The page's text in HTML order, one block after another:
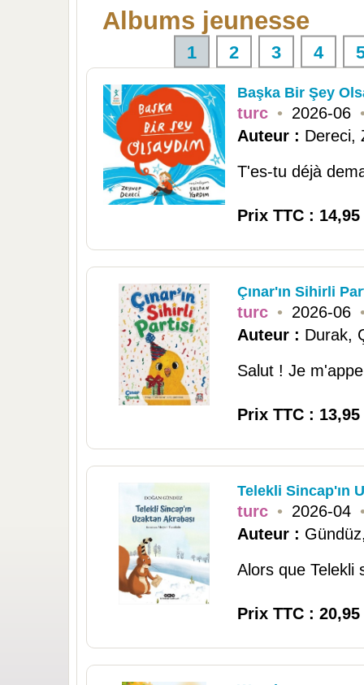
Albums jeunesse
1 2 3 4
Başka Bir Şey
turc • 2026-06
Auteur : Dereci,
T'es-tu déjà
Prix TTC : 14,95
Çınar'ın Sihirli
turc • 2026-06
Auteur : Durak,
Salut ! Je
Prix TTC : 13,95
Telekli Sincap'ın
turc • 2026-04
Auteur :
Alors que Telekli
Prix TTC : 20,95